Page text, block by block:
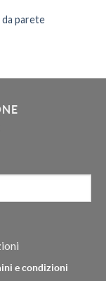
parete
e condizioni